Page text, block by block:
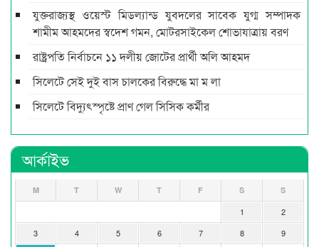
যুক্তরাজ্যস্থ ওয়েস্ট মিডল্যান্ড যুবদলের সাবেক যুগ্ম সম্পাদক
শামীম আহমদের স্বদেশ গমন, মোটরসাইকেল শোভাযাত্রায় বরণ
রাষ্ট্রপতি নির্বাচনে ১১ দলীয় জোটের প্রার্থী অলি আহমদ
সিলেটে সেই দুই বাস চালকের বিরুদ্ধে মা ম লা
সিলেটে বিদ্যুৎস্পৃষ্টে প্রাণ গেল সিসিক কর্মীর
আর্কাইভ
M T W T F S S
1
2
3
4 5 6 7 8
9